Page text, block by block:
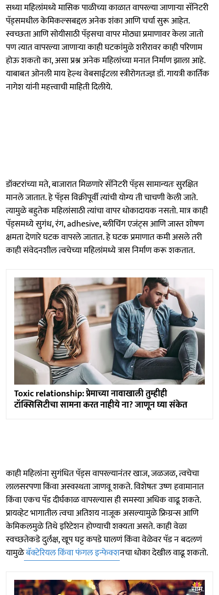
सध्या महिलांमध्ये मासिक पाळीच्या काळात वापरल्या जाणाऱ्या सॅनिटरी
पॅड्समधील केमिकल्सबद्दल अनेक शंका आणि चर्चा सुरू आहेत.
स्वच्छता आणि सोयीसाठी पॅड्सचा वापर मोठ्या प्रमाणावर केला जातो
पण त्यात वापरल्या जाणाऱ्या काही घटकांमुळे शरीरावर काही परिणाम
होऊ शकतो का, असा प्रश्न अनेक महिलांच्या मनात निर्माण झाला आहे.
याबाबत ओनली माय हेल्थ वेबसाईटला स्त्रीरोगतज्ज्ञ डॉ. गायत्री कार्तिक
नागेश यांनी महत्त्वाची माहिती दिलीये.
डॉक्टरांच्या मते, बाजारात मिळणारे सॅनिटरी पॅड्स सामान्यतः सुरक्षित
मानले जातात. हे पॅड्स विक्रीपूर्वी त्यांची योग्य ती चाचणी केली जाते.
त्यामुळे बहुतेक महिलांसाठी त्यांचा वापर धोकादायक नसतो. मात्र काही
पॅड्समध्ये सुगंध, रंग, adhesive, ब्लीचिंग एजंट्स आणि जास्त शोषण
क्षमता देणारे घटक वापरले जातात. हे घटक प्रमाणात कमी असले तरी
काही संवेदनशील त्वचेच्या महिलांमध्ये त्रास निर्माण करू शकतात.
Toxic relationship: प्रेमाच्या नावाखाली तुम्हीही
टॉक्सिसिटीचा सामना करत नाहीये ना? जाणून घ्या संकेत
काही महिलांना सुगंधित पॅड्स वापरल्यानंतर खाज, जळजळ, त्वचेचा
लालसरपणा किंवा अस्वस्थता जाणवू शकते. विशेषतः उष्ण हवामानात
किंवा एकच पॅड दीर्घकाळ वापरल्यास ही समस्या अधिक वाढू शकते.
प्रायव्हेट भागातील त्वचा अतिशय नाजूक असल्यामुळे फ्रिग्रन्स आणि
केमिकलमुळे तिथे इरिटेशन होण्याची शक्यता असते. काही वेळा
स्वच्छतेकडे दुर्लक्ष, खूप घट्ट कपडे घालणं किंवा वेळेवर पॅड न बदलणं
यामुळेबॅक्टेरियल किंवा फंगल इन्फेक्शनचा धोका देखील वाढू शकतो.